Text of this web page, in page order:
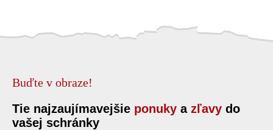
Buďte v obraze!
Tie najzaujímavejšie ponuky a zľavy do
vašej schránky